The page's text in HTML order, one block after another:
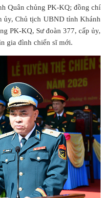
Quân chủng PK-KQ; đồng chí
ủy, Chủ tịch UBND tỉnh Khánh
PK-KQ, Sư đoàn 377, cấp ủy,
gia đình chiến sĩ mới.